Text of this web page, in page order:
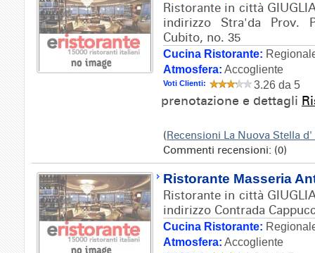
Ristorante in città
indirizzo Stra'da Prov.
Cubito, no. 35
Cucina Ristorante:
Atmosfera: Accogliente
Voti Clienti: 3.26 da 5
prenotazione e dettagli
(Recensioni La Nuova Stella
Commenti recensioni: (0)
Ristorante Masseria
Ristorante in città
indirizzo Contrada
Cucina Ristorante:
Atmosfera: Accogliente